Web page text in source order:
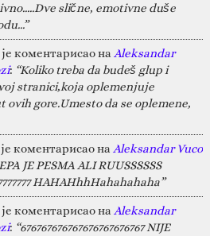
slične, emotivne duše
коментарисао на Aleksandar
: “Koliko treba da budeš glup i
stranici,koja oplemenjuje
gore.Umesto da se oplemene,
коментарисао на Aleksandar Vuco
JE PESMA ALI RUUSSSSSS
HAHAHhhHahahahaha”
коментарисао на Aleksandar
: “676767676767676767676767 NIJE